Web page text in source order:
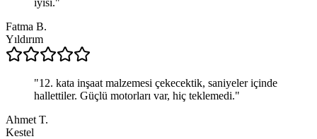
Fatma B.
Yıldırım
"12. kata inşaat malzemesi çekecektik, saniyeler içinde
hallettiler. Güçlü motorları var, hiç teklemedi."
Ahmet T.
Kestel